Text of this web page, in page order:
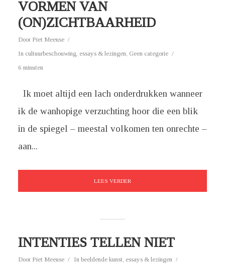
VORMEN VAN
(ON)ZICHTBAARHEID
Door Piet Meeuse
In cultuurbeschouwing, essays & lezingen, Geen categorie
6 minuten
Ik moet altijd een lach onderdrukken wanneer
ik de wanhopige verzuchting hoor die een blik
in de spiegel – meestal volkomen ten onrechte –
aan...
LEES VERDER
INTENTIES TELLEN NIET
Door Piet Meeuse In beeldende kunst, essays & lezingen